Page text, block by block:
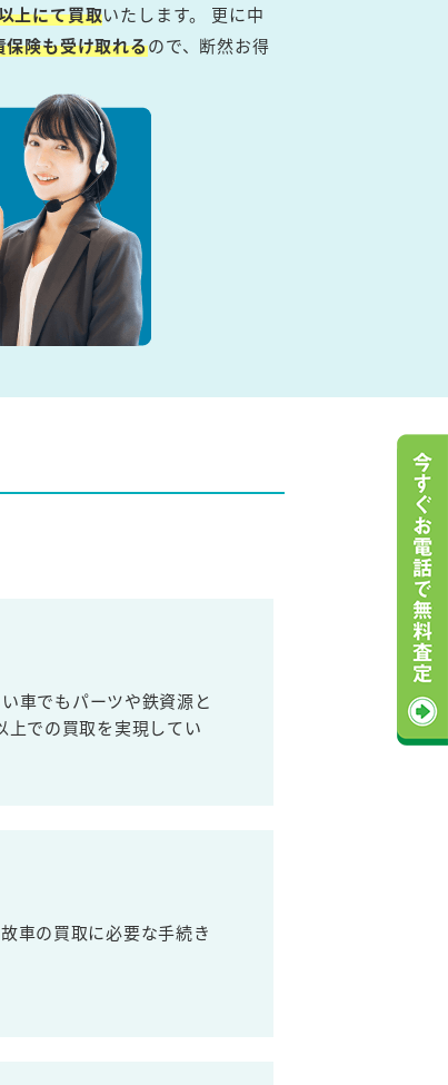
上にて買取いたします。 更に中
保険も受け取れるので、断然お得
車でもパーツや鉄資源と
上での買取を実現してい
車の買取に必要な手続き